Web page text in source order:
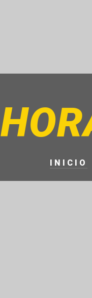
INICIO